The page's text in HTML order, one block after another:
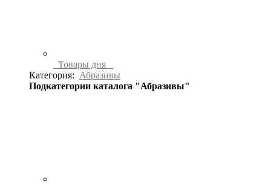
Товары дня
Категория: Абразивы
Подкатегории каталога "Абразивы"